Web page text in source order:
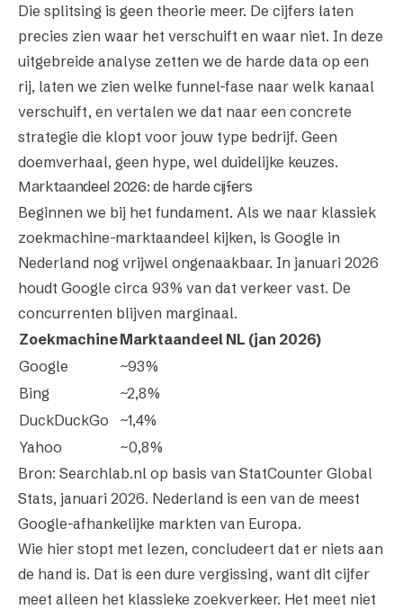
Die splitsing is geen theorie meer. De cijfers laten
precies zien waar het verschuift en waar niet. In deze
uitgebreide analyse zetten we de harde data op een
rij, laten we zien welke funnel-fase naar welk kanaal
verschuift, en vertalen we dat naar een concrete
strategie die klopt voor jouw type bedrijf. Geen
doemverhaal, geen hype, wel duidelijke keuzes.
Marktaandeel 2026: de harde cijfers
Beginnen we bij het fundament. Als we naar klassiek
zoekmachine-marktaandeel kijken, is Google in
Nederland nog vrijwel ongenaakbaar. In januari 2026
houdt Google circa 93% van dat verkeer vast. De
concurrenten blijven marginaal.
ZoekmachineMarktaandeel NL (jan 2026)
Google
~93%
Bing
~2,8%
DuckDuckGo
~1,4%
Yahoo
~0,8%
Bron: Searchlab.nl op basis van StatCounter Global
Stats, januari 2026. Nederland is een van de meest
Google-afhankelijke markten van Europa.
Wie hier stopt met lezen, concludeert dat er niets aan
de hand is. Dat is een dure vergissing, want dit cijfer
meet alleen het klassieke zoekverkeer. Het meet niet